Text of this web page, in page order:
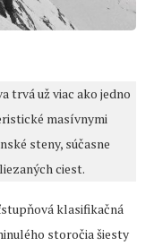
trvá už viac ako jedno
masívnymi
steny, súčasne
ciest.
klasifikačná
storočia šiesty